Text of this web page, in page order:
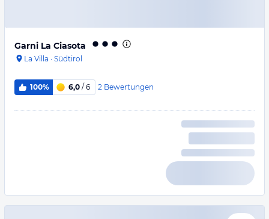
Garni La Ciasota
La Villa · Südtirol
100% 6,0 / 6 2 Bewertungen